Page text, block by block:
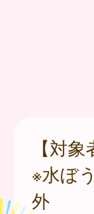
【対
※水ぼ
外